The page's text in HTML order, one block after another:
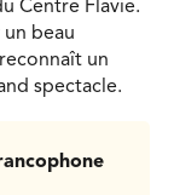
Centre Flavie.
beau
un
spectacle.